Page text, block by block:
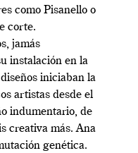
como Pisanello o
corte.
jamás
instalación en la
iniciaban la
artistas desde el
indumentario, de
creativa más. Ana
genética.